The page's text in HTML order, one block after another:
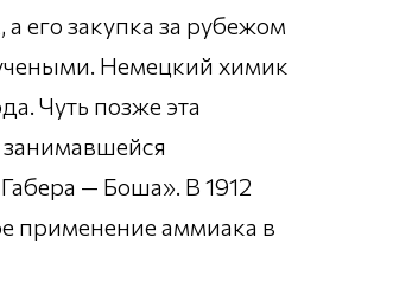
его закупка за рубежом
Немецкий химик
Чуть позже эта
— Боша». В 1912
применение аммиака в